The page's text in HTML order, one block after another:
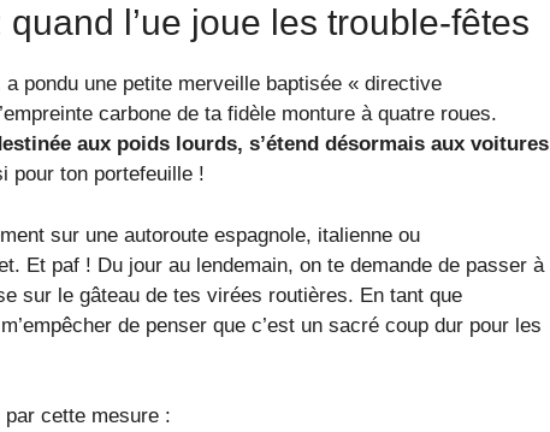
l’ue joue les trouble-fêtes
pondu une petite merveille baptisée « directive
carbone de ta fidèle monture à quatre roues.
aux poids lourds, s’étend désormais aux voitures
pour ton portefeuille !
sur une autoroute espagnole, italienne ou
Et paf ! Du jour au lendemain, on te demande de passer à
sur le gâteau de tes virées routières. En tant que
de penser que c’est un sacré coup dur pour les
cette mesure :